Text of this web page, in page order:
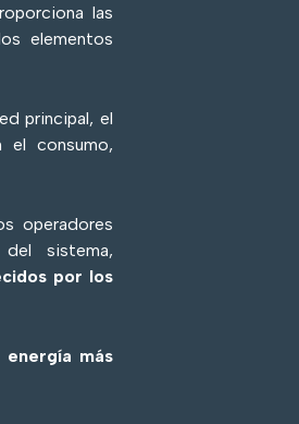
las
elementos
principal, el
consumo,
operadores
sistema,
por los
más